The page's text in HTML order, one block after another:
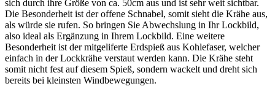
sich durch ihre Größe von ca. 50cm aus und ist sehr weit sichtbar.
Die Besonderheit ist der offene Schnabel, somit sieht die Krähe aus,
als würde sie rufen. So bringen Sie Abwechslung in Ihr Lockbild,
also ideal als Ergänzung in Ihrem Lockbild. Eine weitere
Besonderheit ist der mitgeliferte Erdspieß aus Kohlefaser, welcher
einfach in der Lockkrähe verstaut werden kann. Die Krähe steht
somit nicht fest auf diesem Spieß, sondern wackelt und dreht sich
bereits bei kleinsten Windbewegungen.